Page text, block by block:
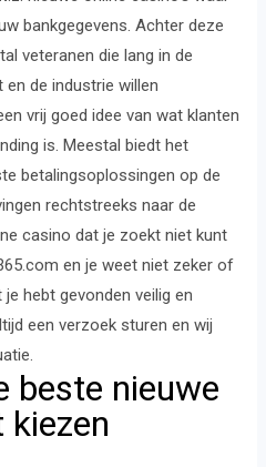
bankgegevens. Achter deze
veteranen die lang in de
de industrie willen
vrij goed idee van wat klanten
is. Meestal biedt het
betalingsoplossingen op de
rechtstreeks naar de
casino dat je zoekt niet kunt
en je weet niet zeker of
hebt gevonden veilig en
een verzoek sturen en wij
beste nieuwe
kiezen